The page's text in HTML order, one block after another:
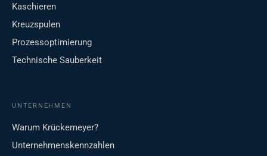
Kaschieren
Kreuzspulen
Prozessoptimierung
Technische Sauberkeit
UNTERNEHMEN
Warum Krückemeyer?
Unternehmenskennzahlen